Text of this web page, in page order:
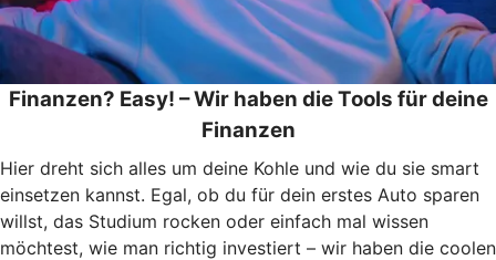
Finanzen? Easy! – Wir haben die Tools für deine
Finanzen
Hier dreht sich alles um deine Kohle und wie du sie smart
einsetzen kannst. Egal, ob du für dein erstes Auto sparen
willst, das Studium rocken oder einfach mal wissen
möchtest, wie man richtig investiert – wir haben die coolen